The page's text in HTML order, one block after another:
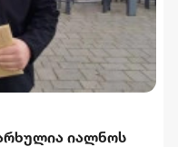
იალნოს